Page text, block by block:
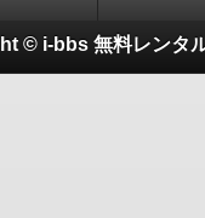
© i-bbs 無料レンタ